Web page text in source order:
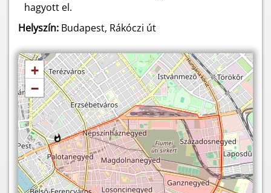
hagyott el.
Helyszín: Budapest, Rákóczi út
+
−